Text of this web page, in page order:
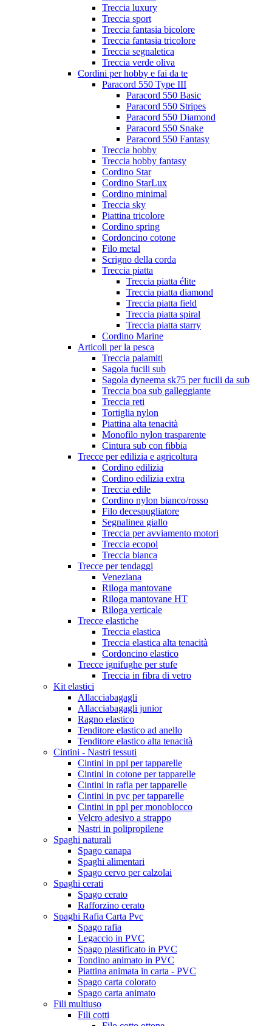
Treccia luxury
Treccia sport
Treccia fantasia bicolore
Treccia fantasia tricolore
Treccia segnaletica
Treccia verde oliva
Cordini per hobby e fai da te
Paracord 550 Type III
Paracord 550 Basic
Paracord 550 Stripes
Paracord 550 Diamond
Paracord 550 Snake
Paracord 550 Fantasy
Treccia hobby
Treccia hobby fantasy
Cordino Star
Cordino StarLux
Cordino minimal
Treccia sky
Piattina tricolore
Cordino spring
Cordoncino cotone
Filo metal
Scrigno della corda
Treccia piatta
Treccia piatta élite
Treccia piatta diamond
Treccia piatta field
Treccia piatta spiral
Treccia piatta starry
Cordino Marine
Articoli per la pesca
Treccia palamiti
Sagola fucili sub
Sagola dyneema sk75 per fucili da sub
Treccia boa sub galleggiante
Treccia reti
Tortiglia nylon
Piattina alta tenacità
Monofilo nylon trasparente
Cintura sub con fibbia
Trecce per edilizia e agricoltura
Cordino edilizia
Cordino edilizia extra
Treccia edile
Cordino nylon bianco/rosso
Filo decespugliatore
Segnalinea giallo
Treccia per avviamento motori
Treccia ecopol
Treccia bianca
Trecce per tendaggi
Veneziana
Riloga mantovane
Riloga mantovane HT
Riloga verticale
Trecce elastiche
Treccia elastica
Treccia elastica alta tenacità
Cordoncino elastico
Trecce ignifughe per stufe
Treccia in fibra di vetro
Kit elastici
Allacciabagagli
Allacciabagagli junior
Ragno elastico
Tenditore elastico ad anello
Tenditore elastico alta tenacità
Cintini - Nastri tessuti
Cintini in ppl per tapparelle
Cintini in cotone per tapparelle
Cintini in rafia per tapparelle
Cintini in pvc per tapparelle
Cintini in ppl per monoblocco
Velcro adesivo a strappo
Nastri in polipropilene
Spaghi naturali
Spago canapa
Spaghi alimentari
Spago cervo per calzolai
Spaghi cerati
Spago cerato
Rafforzino cerato
Spaghi Rafia Carta Pvc
Spago rafia
Legaccio in PVC
Spago plastificato in PVC
Tondino animato in PVC
Piattina animata in carta - PVC
Spago carta colorato
Spago carta animato
Fili multiuso
Fili cotti